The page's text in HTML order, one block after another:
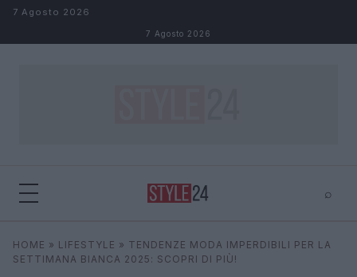
Salta al contenuto
7 Agosto 2026
7 Agosto 2026
⌕
Cerca ⌕ ×
HOME » LIFESTYLE » TENDENZE MODA IMPERDIBILI PER LA
SETTIMANA BIANCA 2025: SCOPRI DI PIÙ!